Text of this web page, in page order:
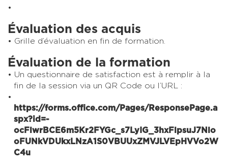
Évaluation des acquis
Grille d’évaluation en fin de formation.
Évaluation de la formation
Un questionnaire de satisfaction est à remplir à la
fin de la session via un QR Code ou l’URL :
https://forms.office.com/Pages/ResponsePage.a
spx?id=-
ocFlwrBCE6m5Kr2FYGc_s7LyIG_3hxFlpsuJ7Nlo
oFUNkVDUkxLNzA1S0VBUUxZMVJLVEpHVVo2W
C4u